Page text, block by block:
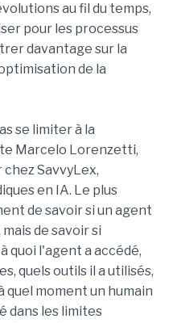
au fil du temps,
pour les processus
davantage sur la
de la
se limiter à la
Marcelo Lorenzetti,
SavvyLex,
en IA. Le plus
de savoir si un agent
de savoir si
quoi l'agent a accédé,
quels outils il a utilisés,
quel moment un humain
dans les limites